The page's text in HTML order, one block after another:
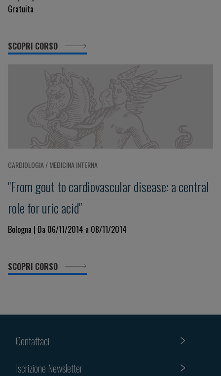
Gratuita
SCOPRI CORSO
CARDIOLOGIA / MEDICINA INTERNA
"From gout to cardiovascular disease: a central
role for uric acid"
Bologna | Da 06/11/2014 a 08/11/2014
SCOPRI CORSO
Contattaci
Iscrizione Newsletter